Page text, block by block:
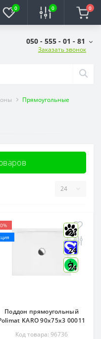
0 0 0
050 - 555 - 01 - 81
Заказать звонок
Прямоугольные
24
24
24
Поддон прямоугольный
KARO 90x75x3 00011
Код товара: 96736